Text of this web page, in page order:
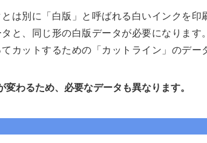
は別に「白版」と呼ばれる白いインクを印
と、同じ形の白版データが必要になります。
カットするための「カットライン」のデー
わるため、必要なデータも異なります。